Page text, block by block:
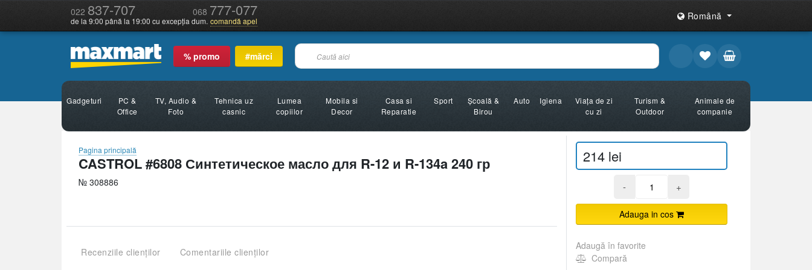
022 837-707 068 777-077
de la 9:00 până la 19:00 cu excepția dum. comandă apel Română
% promo #mărci
Gadgeturi
PC &
Office
TV, Audio &
Foto
Tehnica uz
casnic
Lumea
copiilor
Mobila si
Decor
Casa si
Reparatie
Sport
Şcoală &
Birou
Auto Igiena
Viața de zi
cu zi
Turism &
Outdoor
Animale de
companie
Pagina principală
CASTROL #6808 Синтетическое масло для R-12 и R-134a 240 гр
№ 308886
Recenziile clienților Comentariile clienților
214 lei
- +
Adauga in cos
Adaugă în favorite
Compară